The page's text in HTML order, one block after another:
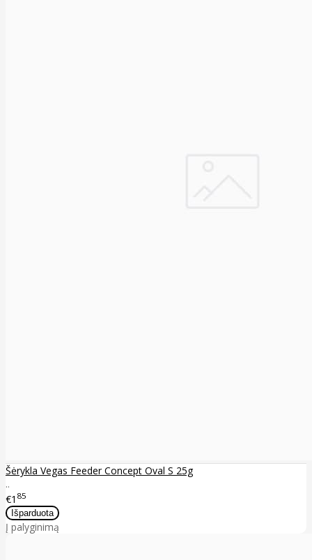
Šėrykla Vegas Feeder Concept Oval S 25g
..
€1 85
Į palyginimą